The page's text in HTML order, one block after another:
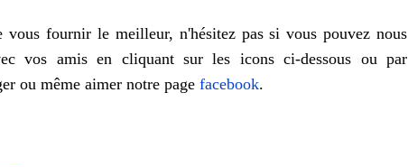
vous fournir le meilleur, n'hésitez pas si vous pouvez nous
vos amis en cliquant sur les icons ci-dessous ou par
ou même aimer notre page facebook.